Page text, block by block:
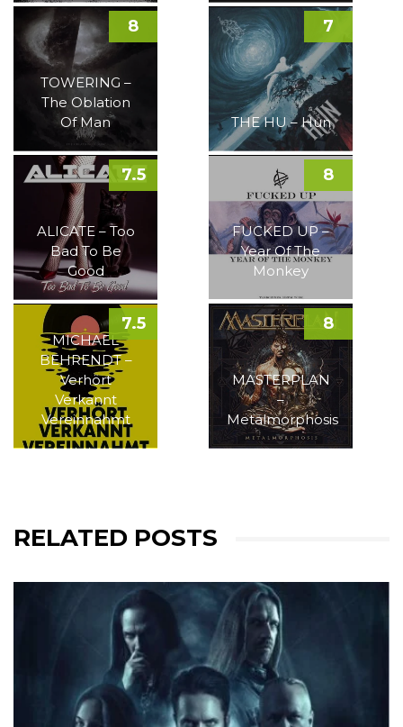
TOWERING –
The Oblation
Of Man
8
THE HU – Hun
7
ALICATE – Too
Bad To Be
Good
7.5
FUCKED UP –
Year Of The
Monkey
8
MICHAEL
BEHRENDT –
Verhört
Verkannt
Vereinnahmt
7.5
MASTERPLAN
–
Metalmorphosis
8
RELATED POSTS